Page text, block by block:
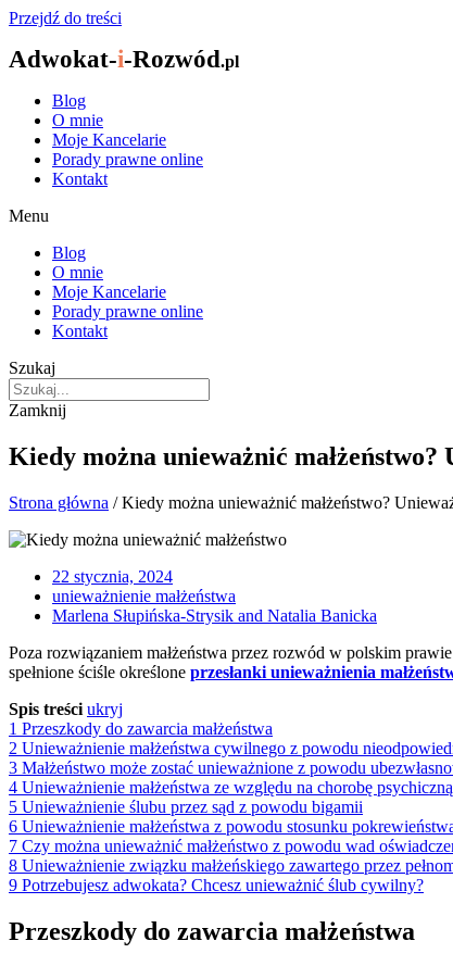
Przejdź do treści
Adwokat-i-Rozwód.pl
Blog
O mnie
Moje Kancelarie
Porady prawne online
Kontakt
Menu
Blog
O mnie
Moje Kancelarie
Porady prawne online
Kontakt
Szukaj
Zamknij
Kiedy można unieważnić małżeństwo?
Strona główna /Kiedy można unieważnić małżeństwo?
22 stycznia, 2024
unieważnienie małżeństwa
Marlena Słupińska-Strysik and Natalia Banicka
Poza rozwiązaniem małżeństwa przez rozwód w polskim
spełnione ściśle określone przesłanki unieważnienia
Spis treści ukryj
1 Przeszkody do zawarcia małżeństwa
2 Unieważnienie małżeństwa cywilnego z powodu
3 Małżeństwo może zostać unieważnione z powodu
4 Unieważnienie małżeństwa ze względu na chorobę psychiczną
5 Unieważnienie ślubu przez sąd z powodu bigamii
6 Unieważnienie małżeństwa z powodu stosunku
7 Czy można unieważnić małżeństwo z powodu wad
8 Unieważnienie związku małżeńskiego zawartego przez
9 Potrzebujesz adwokata? Chcesz unieważnić ślub cywilny?
Przeszkody do zawarcia małżeństwa